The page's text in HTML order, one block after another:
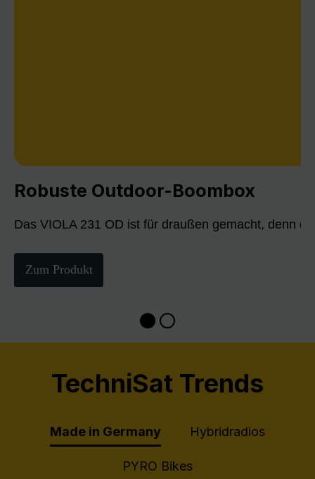
Robuste Outdoor-Boombox
Das VIOLA 231 OD ist für draußen gemacht, denn
Zum Produkt
TechniSat Trends
Made in Germany Hybridradios
PYRO Bikes